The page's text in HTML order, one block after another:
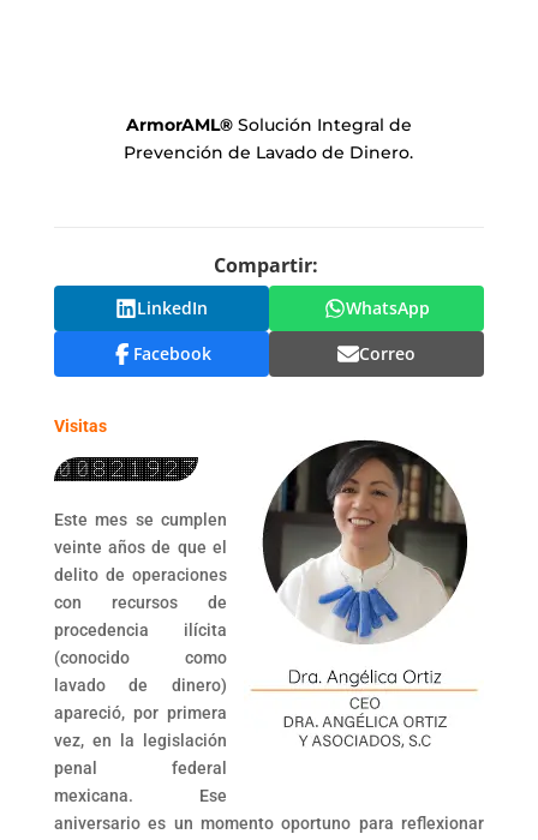
ArmorAML® Solución Integral de
Prevención de Lavado de Dinero.
Compartir:
LinkedIn
WhatsApp
Facebook
Correo
Visitas
Este mes se cumplen
veinte años de que el
delito de operaciones
con recursos de
procedencia ilícita
(conocido como
lavado de dinero)
apareció, por primera
vez, en la legislación
penal federal
mexicana. Ese
aniversario es un momento oportuno para reflexionar